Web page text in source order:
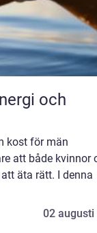
kost för män
att både kvinnor
äta rätt. I denna
02 augusti